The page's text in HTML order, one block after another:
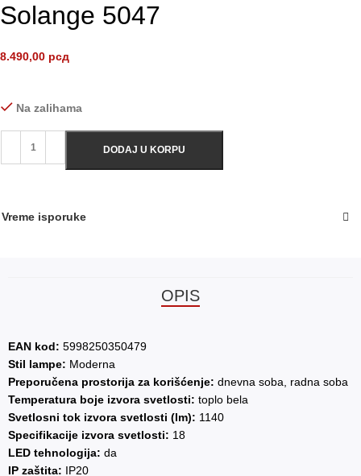
Solange 5047
8.490,00 рсд
Na zalihama
DODAJ U KORPU
Vreme isporuke
OPIS
EAN kod: 5998250350479
Stil lampe: Moderna
Preporučena prostorija za korišćenje: dnevna soba, radna soba
Temperatura boje izvora svetlosti: toplo bela
Svetlosni tok izvora svetlosti (lm): 1140
Specifikacije izvora svetlosti: 18
LED tehnologija: da
IP zaštita: IP20